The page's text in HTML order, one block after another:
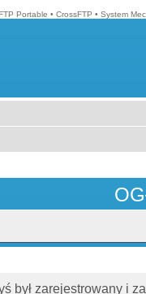
Portable • CrossFTP • System
był zarejestrowany i